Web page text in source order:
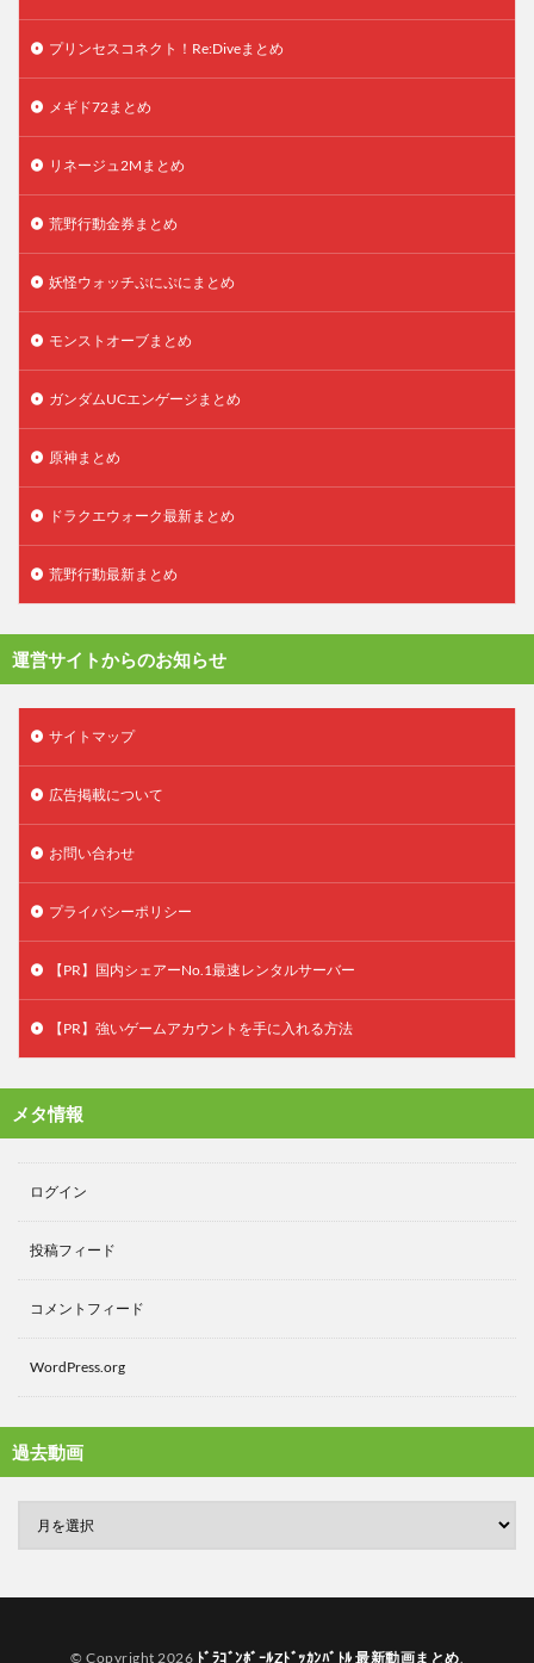
プリンセスコネクト！Re:Diveまとめ
メギド72まとめ
リネージュ2Mまとめ
荒野行動金券まとめ
妖怪ウォッチぷにぷにまとめ
モンストオーブまとめ
ガンダムUCエンゲージまとめ
原神まとめ
ドラクエウォーク最新まとめ
荒野行動最新まとめ
運営サイトからのお知らせ
サイトマップ
広告掲載について
お問い合わせ
プライバシーポリシー
【PR】国内シェアーNo.1最速レンタルサーバー
【PR】強いゲームアカウントを手に入れる方法
メタ情報
ログイン
投稿フィード
コメントフィード
WordPress.org
過去動画
© Copyright 2026 ﾄﾞﾗｺﾞﾝﾎﾞｰﾙZﾄﾞｯｶﾝﾊﾞﾄﾙ 最新動画まとめ